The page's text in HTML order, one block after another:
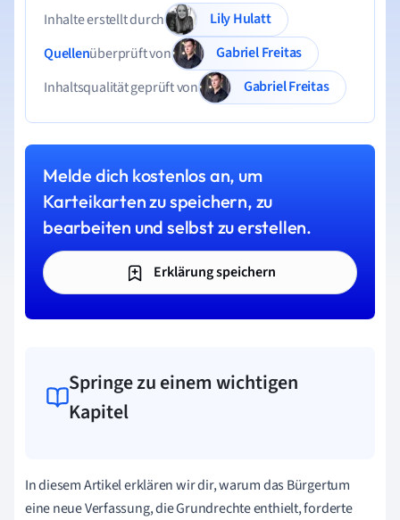
Inhalte erstellt durch
Lily Hulatt
Quellenüberprüft von
Gabriel Freitas
Inhaltsqualität geprüft von
Gabriel Freitas
Melde dich kostenlos an, um
Karteikarten zu speichern, zu
bearbeiten und selbst zu erstellen.
Erklärung speichern
Springe zu einem wichtigen
Kapitel
In diesem Artikel erklären wir dir, warum das Bürgertum
eine neue Verfassung, die Grundrechte enthielt, forderte